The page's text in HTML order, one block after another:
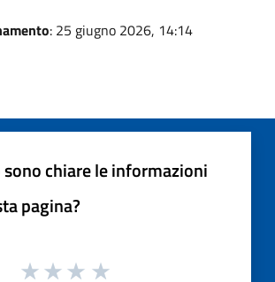
: 25 giugno 2026, 14:14
sono chiare le informazioni
pagina?